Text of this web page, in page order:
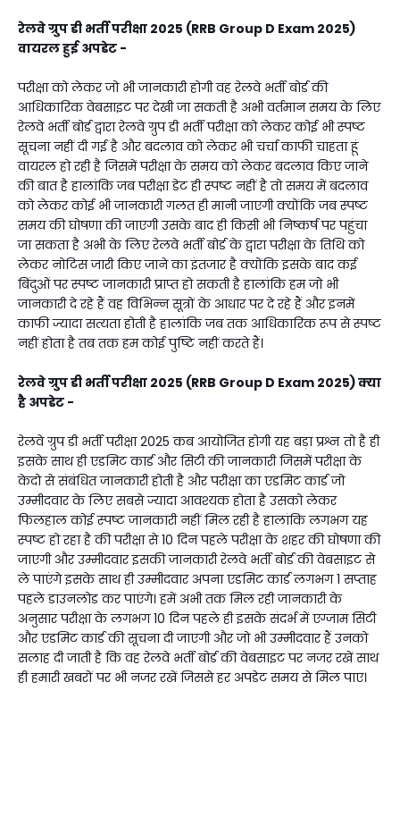
रेलवे ग्रुप डी भर्ती परीक्षा 2025 (RRB Group D Exam 2025)
वायरल हुई अपडेट -
परीक्षा को लेकर जो भी जानकारी होगी वह रेलवे भर्ती बोर्ड की
आधिकारिक वेबसाइट पर देखी जा सकती है अभी वर्तमान समय के लिए
रेलवे भर्ती बोर्ड द्वारा रेलवे ग्रुप डी भर्ती परीक्षा को लेकर कोई भी स्पष्ट
सूचना नहीं दी गई है और बदलाव को लेकर भी चर्चा काफी चाहता हूं
वायरल हो रही है जिसमें परीक्षा के समय को लेकर बदलाव किए जाने
की बात है हालांकि जब परीक्षा डेट ही स्पष्ट नहीं है तो समय में बदलाव
को लेकर कोई भी जानकारी गलत ही मानी जाएगी क्योंकि जब स्पष्ट
समय की घोषणा की जाएगी उसके बाद ही किसी भी निष्कर्ष पर पहुंचा
जा सकता है अभी के लिए रेलवे भर्ती बोर्ड के द्वारा परीक्षा के तिथि को
लेकर नोटिस जारी किए जाने का इंतजार है क्योंकि इसके बाद कई
बिंदुओं पर स्पष्ट जानकारी प्राप्त हो सकती है हालांकि हम जो भी
जानकारी दे रहे हैं वह विभिन्न सूत्रों के आधार पर दे रहे हैं और इनमें
काफी ज्यादा सत्यता होती है हालांकि जब तक आधिकारिक रूप से स्पष्ट
नहीं होता है तब तक हम कोई पुष्टि नहीं करते हैं।
रेलवे ग्रुप डी भर्ती परीक्षा 2025 (RRB Group D Exam 2025) क्या
है अपडेट -
रेलवे ग्रुप डी भर्ती परीक्षा 2025 कब आयोजित होगी यह बड़ा प्रश्न तो है ही
इसके साथ ही एडमिट कार्ड और सिटी की जानकारी जिसमें परीक्षा के
केदो से संबंधित जानकारी होती है और परीक्षा का एडमिट कार्ड जो
उम्मीदवार के लिए सबसे ज्यादा आवश्यक होता है उसको लेकर
फिलहाल कोई स्पष्ट जानकारी नहीं मिल रही है हालांकि लगभग यह
स्पष्ट हो रहा है की परीक्षा से 10 दिन पहले परीक्षा के शहर की घोषणा की
जाएगी और उम्मीदवार इसकी जानकारी रेलवे भर्ती बोर्ड की वेबसाइट से
ले पाएंगे इसके साथ ही उम्मीदवार अपना एडमिट कार्ड लगभग 1 सप्ताह
पहले डाउनलोड कर पाएंगे। हमें अभी तक मिल रही जानकारी के
अनुसार परीक्षा के लगभग 10 दिन पहले ही इसके संदर्भ में एग्जाम सिटी
और एडमिट कार्ड की सूचना दी जाएगी और जो भी उम्मीदवार हैं उनको
सलाह दी जाती है कि वह रेलवे भर्ती बोर्ड की वेबसाइट पर नजर रखें साथ
ही हमारी खबरों पर भी नजर रखें जिससे हर अपडेट समय से मिल पाए।